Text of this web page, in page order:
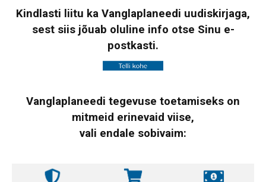
Kindlasti liitu ka Vanglaplaneedi uudiskirjaga,
sest siis jõuab oluline info otse Sinu e-
postkasti.
Vanglaplaneedi tegevuse toetamiseks on
mitmeid erinevaid viise,
vali endale sobivaim: